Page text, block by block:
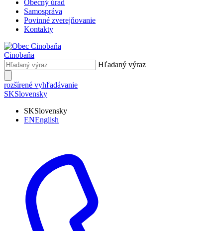
Obecný úrad
Samospráva
Povinné zverejňovanie
Kontakty
Cinobaňa
Hľadaný výraz
rozšírené vyhľadávanie
SKSlovensky
SKSlovensky
ENEnglish